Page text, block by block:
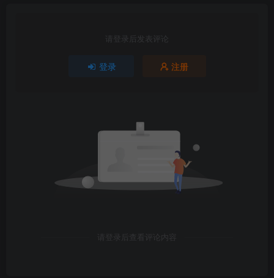
请登录后发表评论
登录 注册
请登录后查看评论内容